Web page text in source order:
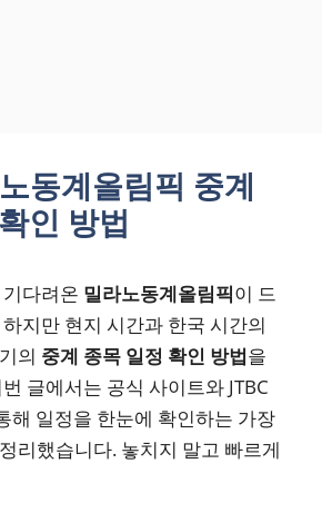
동계올림픽 중계
인 방법
다려온 밀라노동계올림픽이 드
지만 현지 시간과 한국 시간의
의 중계 종목 일정 확인 방법을
글에서는 공식 사이트와 JTBC
해 일정을 한눈에 확인하는 가장
리했습니다. 놓치지 말고 빠르게